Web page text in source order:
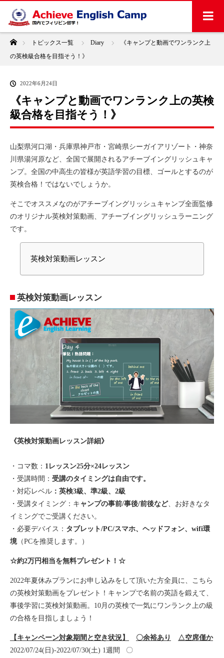
ホームトピックス一覧 Diary
《キャンプと動画でワンランク上
の英検級合格を目指そう！》
2022年6月24日
《キャンプと動画でワンランク上の英検
級合格を目指そう！》
山梨県河口湖・兵庫県神戸市・宮崎県シーガイアリゾート・神奈
川県湯河原など、全国で展開されるアチーブイングリッシュキャ
ンプ。全国の中高生の皆様が英語学習の目標、ゴールとするのが
英検合格！ではないでしょうか。
そこでオススメなのがアチーブイングリッシュキャンプ全面監修
のオリジナル英検対策動画、アチーブイングリッシュラーニング
です。
英検対策動画レッスン
英検対策動画レッスン
《英検対策動画レッスン詳細》
・コマ数： 1レッスン25分×24レッスン
・受講時間： 受講のタイミングは自由です。
・対応レベル ：英検3級、準2級、2級
・受講タイミング：キ ャンプの事前/事後/前後など、お好きなタ
イミングでご受講ください。
・必要デバイス： タブレット/PC/スマホ、ヘッドフォン、wifi環
境 （PCを推奨します。）
☆約2万円相当を無料プレゼント！☆
2022年夏休みプランにお申し込みをして頂いた方全員に、こちら
の英検対策動画をプレゼント！キャンプで名前の英語を鍛えて、
事後学習に英検対策動画。10月の英検で一気にワンランク上の級
の合格を目指しましょう！
【キャンペーン対象期間と空き状況】 〇余裕あり
△空席僅か
2022/07/24(日)-2022/07/30(土) 1週間 〇